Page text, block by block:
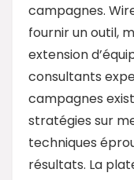
campagnes.
fournir un outil,
extension
consultants
campagnes
stratégies sur
techniques
résultats. La